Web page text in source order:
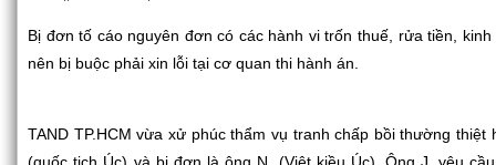
Bị đơn tố cáo nguyên đơn có các hành vi trốn thuế, rửa tiền,
nên bị buộc phải xin lỗi tại cơ quan thi hành án.
TAND TP.HCM vừa xử phúc thẩm vụ tranh chấp bồi thường